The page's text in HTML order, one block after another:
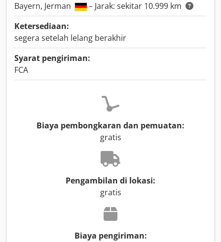
Bayern, Jerman
– Jarak: sekitar 10.999 km
Ketersediaan:
segera setelah lelang berakhir
Syarat pengiriman:
FCA
Biaya pembongkaran dan pemuatan:
gratis
Pengambilan di lokasi:
gratis
Biaya pengiriman: